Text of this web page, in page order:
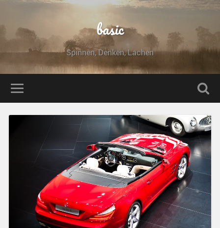
basic
Spinnen, Denken, Lachen